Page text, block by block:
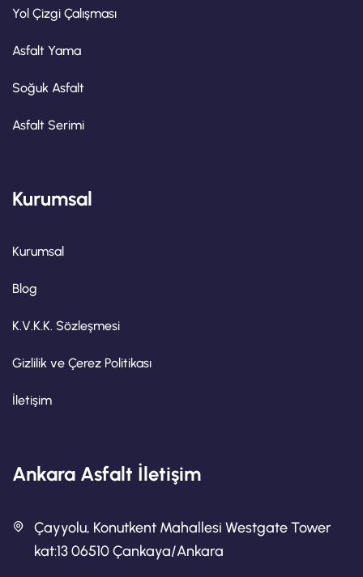
Yol Çizgi Çalışması
Asfalt Yama
Soğuk Asfalt
Asfalt Serimi
Kurumsal
Kurumsal
Blog
K.V.K.K. Sözleşmesi
Gizlilik ve Çerez Politikası
İletişim
Ankara Asfalt İletişim
Çayyolu, Konutkent Mahallesi Westgate Tower
kat:13 06510 Çankaya/Ankara